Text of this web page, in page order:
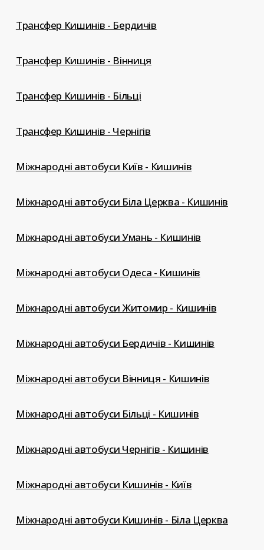
Трансфер Кишинів - Бердичів
Трансфер Кишинів - Вінниця
Трансфер Кишинів - Більці
Трансфер Кишинів - Чернігів
Міжнародні автобуси Київ - Кишинів
Міжнародні автобуси Біла Церква - Кишинів
Міжнародні автобуси Умань - Кишинів
Міжнародні автобуси Одеса - Кишинів
Міжнародні автобуси Житомир - Кишинів
Міжнародні автобуси Бердичів - Кишинів
Міжнародні автобуси Вінниця - Кишинів
Міжнародні автобуси Більці - Кишинів
Міжнародні автобуси Чернігів - Кишинів
Міжнародні автобуси Кишинів - Київ
Міжнародні автобуси Кишинів - Біла Церква